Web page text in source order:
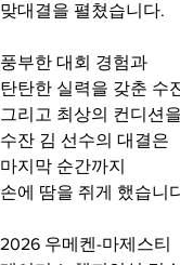
맞대결을 펼쳤습니다.
풍부한 대회 경험과
탄탄한 실력을 갖춘 수
그리고 최상의 컨디션
수잔 김 선수의 대결은
마지막 순간까지
손에 땀을 쥐게 했습니
2026 우메켄-마제스티